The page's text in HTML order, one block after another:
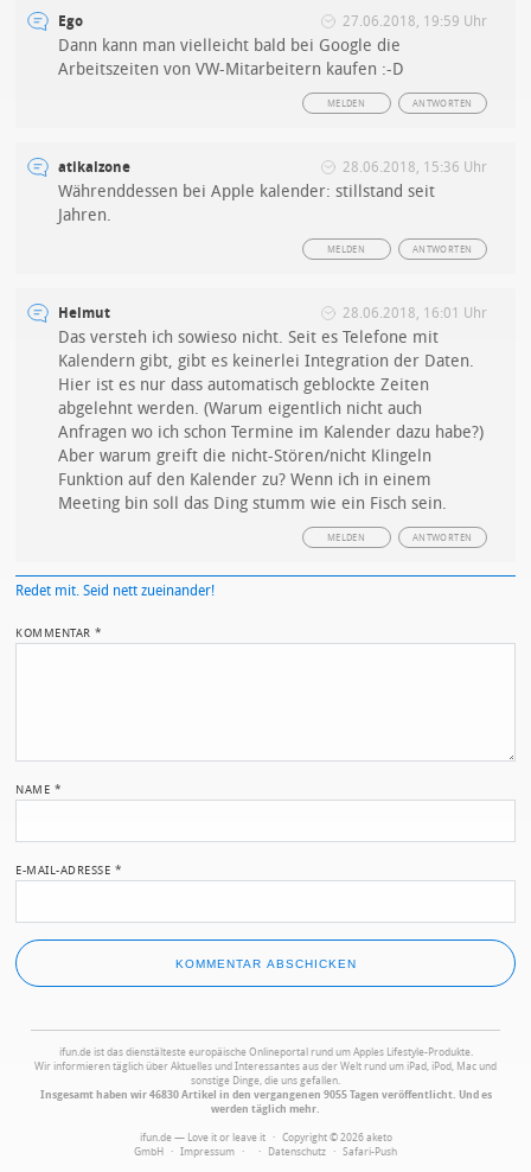
Ego 27.06.2018, 19:59 Uhr
Dann kann man vielleicht bald bei Google die
Arbeitszeiten von VW-Mitarbeitern kaufen :-D
ANTWORTEN
MELDEN
atikalzone 28.06.2018, 15:36 Uhr
Währenddessen bei Apple kalender: stillstand seit
Jahren.
ANTWORTEN
MELDEN
Helmut 28.06.2018, 16:01 Uhr
Das versteh ich sowieso nicht. Seit es Telefone mit
Kalendern gibt, gibt es keinerlei Integration der Daten.
Hier ist es nur dass automatisch geblockte Zeiten
abgelehnt werden. (Warum eigentlich nicht auch
Anfragen wo ich schon Termine im Kalender dazu habe?)
Aber warum greift die nicht-Stören/nicht Klingeln
Funktion auf den Kalender zu? Wenn ich in einem
Meeting bin soll das Ding stumm wie ein Fisch sein.
ANTWORTEN
MELDEN
Redet mit. Seid nett zueinander!
KOMMENTAR*
NAME *
E-MAIL-ADRESSE *
ifun.de ist das dienstälteste europäische Onlineportal rund um Apples Lifestyle-Produkte.
Wir informieren täglich über Aktuelles und Interessantes aus der Welt rund um iPad, iPod, Mac und
sonstige Dinge, die uns gefallen.
Insgesamt haben wir 46830 Artikel in den vergangenen 9055 Tagen veröffentlicht. Und es
werden täglich mehr.
ifun.de — Love it or leave it · Copyright © 2026 aketo
GmbH · Impressum · · Datenschutz · Safari-Push